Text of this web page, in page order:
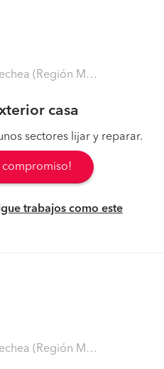
Metropolitana - Santiago)
casa
sectores lijar y reparar.
compromiso!
trabajos como este
Metropolitana - Santiago)